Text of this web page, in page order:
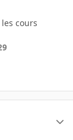
cours